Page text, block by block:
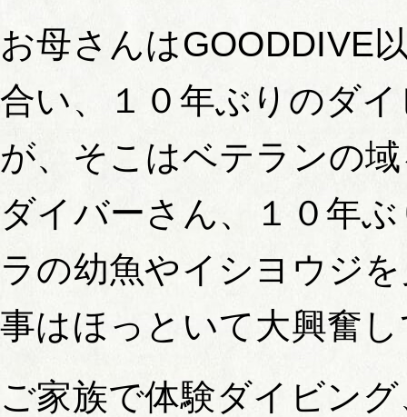
お母さんはGOODDIVE
合い、１０年ぶりのダ
が、そこはベテランの
ダイバーさん、１０年
ラの幼魚やイシヨウジ
事はほっといて大興奮
ご家族で体験ダイビン